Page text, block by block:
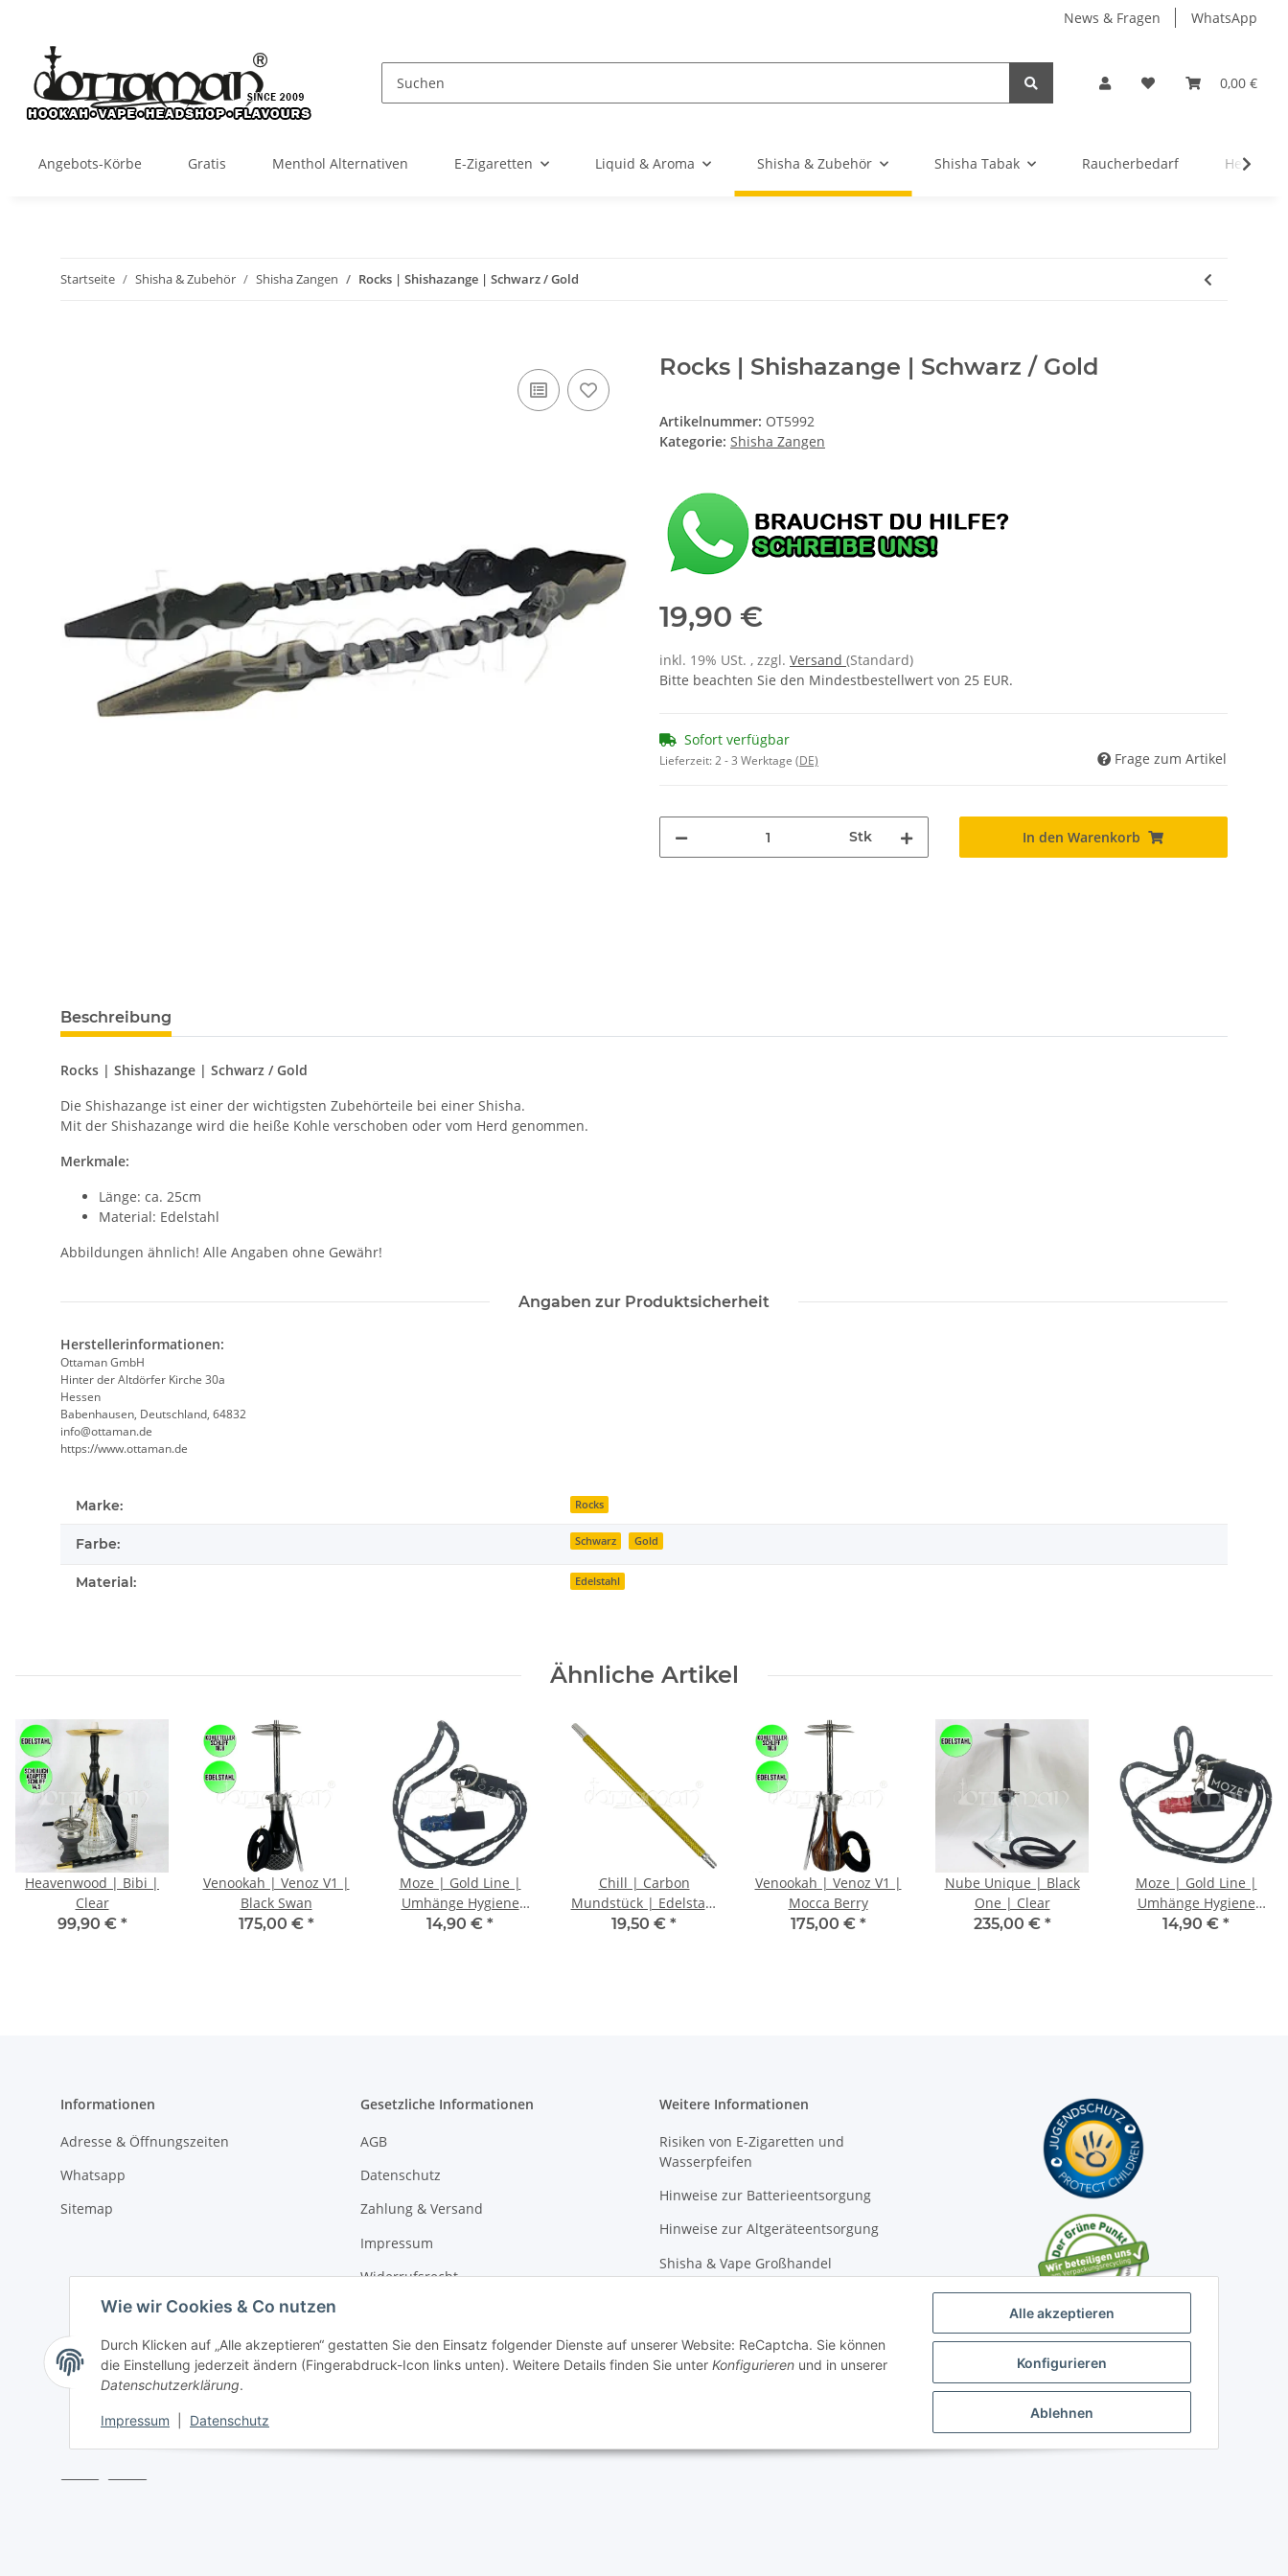
News & Fragen WhatsApp
0,00 €
Angebots-Körbe Gratis Menthol Alternativen E-Zigaretten Liquid & Aroma Shisha & Zubehör Shisha Tabak Raucherbedarf
Startseite Shisha & Zubehör Shisha Zangen Rocks | Shishazange | Schwarz / Gold
Rocks | Shishazange | Schwarz / Gold
Artikelnummer: OT5992
Kategorie: Shisha Zangen
19,90 €
inkl. 19% USt. , zzgl. Versand (Standard)
Bitte beachten Sie den Mindestbestellwert von 25 EUR.
Sofort verfügbar
Lieferzeit:2 - 3 Werktage (DE) Frage zum Artikel
Stk In den Warenkorb
Beschreibung
Rocks | Shishazange | Schwarz / Gold
Die Shishazange ist einer der wichtigsten Zubehörteile bei einer Shisha.
Mit der Shishazange wird die heiße Kohle verschoben oder vom Herd genommen.
Merkmale:
Länge: ca. 25cm
Material: Edelstahl
Abbildungen ähnlich! Alle Angaben ohne Gewähr!
Angaben zur Produktsicherheit
Herstellerinformationen:
Ottaman GmbH
Hinter der Altdörfer Kirche 30a
Hessen
Babenhausen, Deutschland, 64832
info@ottaman.de
https://www.ottaman.de
Marke: Rocks
Farbe: Schwarz Gold
Material: Edelstahl
Ähnliche Artikel
Heavenwood | Bibi |
Clear
99,90 € *
Venookah | Venoz V1 |
Black Swan
175,00 € *
Moze | Gold Line |
Umhänge Hygiene
Mundstück | Blau
14,90 € *
Chill | Carbon
Mundstück | Edelstahl
| Gold
19,50 € *
Venookah | Venoz V1 |
Mocca Berry
175,00 € *
Nube Unique | Black
One | Clear
235,00 € *
Moze | Gold Line |
Umhänge Hygiene
Mundstück | Rot
14,90 € *
Informationen
Adresse & Öffnungszeiten
Whatsapp
Sitemap
Gesetzliche Informationen
AGB
Datenschutz
Zahlung & Versand
Impressum
Widerrufsrecht
Weitere Informationen
Risiken von E-Zigaretten und
Wasserpfeifen
Hinweise zur Batterieentsorgung
Hinweise zur Altgeräteentsorgung
Shisha & Vape Großhandel
Wie wir Cookies & Co nutzen
Durch Klicken auf „Alle akzeptieren“ gestatten Sie den Einsatz folgender Dienste auf unserer Website: ReCaptcha. Sie können
die Einstellung jederzeit ändern (Fingerabdruck-Icon links unten). Weitere Details finden Sie unter Konfigurieren und in unserer
Datenschutzerklärung.
Impressum Datenschutz
Alle akzeptieren
Konfigurieren
Ablehnen